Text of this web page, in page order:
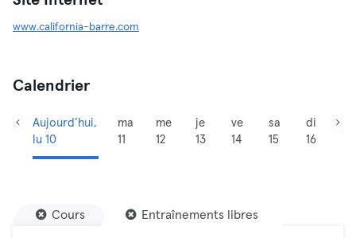
www.california-barre.com
Calendrier
Aujourd’hui,
lu 10
ma
11
me
12
je
13
ve
14
sa
15
di
16
Cours Entraînements libres